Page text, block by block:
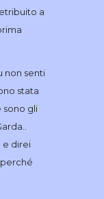
a
non senti
stata
sono gli
e direi